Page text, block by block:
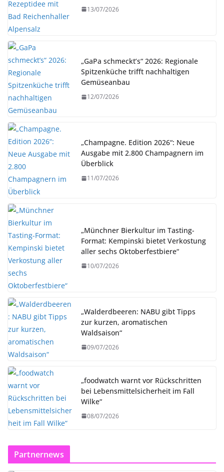
13/07/2026
„GaPa schmeckt’s“ 2026: Regionale
Spitzenküche trifft nachhaltigen
Gemüseanbau
12/07/2026
„Champagne. Edition 2026“: Neue
Ausgabe mit 2.800 Champagnern im
Überblick
11/07/2026
„Münchner Bierkultur im Tasting-
Format: Kempinski bietet Verkostung
aller sechs Oktoberfestbiere“
10/07/2026
„Walderdbeeren: NABU gibt Tipps
zur kurzen, aromatischen
Waldsaison“
09/07/2026
„foodwatch warnt vor Rückschritten
bei Lebensmittelsicherheit im Fall
Wilke“
08/07/2026
Partnernews